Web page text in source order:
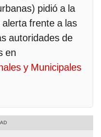
pidió a la
frente a las
autoridades de
en
y Municipales